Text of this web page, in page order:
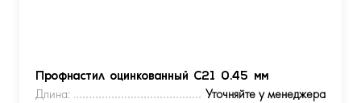
Профнастил оцинкованный С21 0.45 мм
Длина:
Уточняйте у менеджера